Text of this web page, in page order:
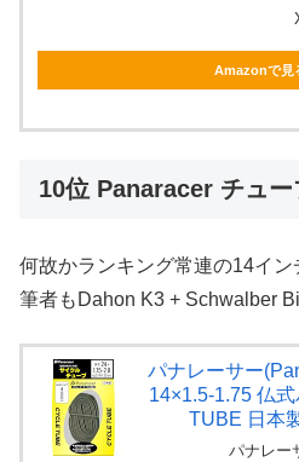
Amazonで見
10位 Panaracer チュ
何故かランキング常連の14イン
筆者もDahon K3 + Schwalber
パナレーサー
14×1.5-1.75 仏
TUBE 日本
パナレー